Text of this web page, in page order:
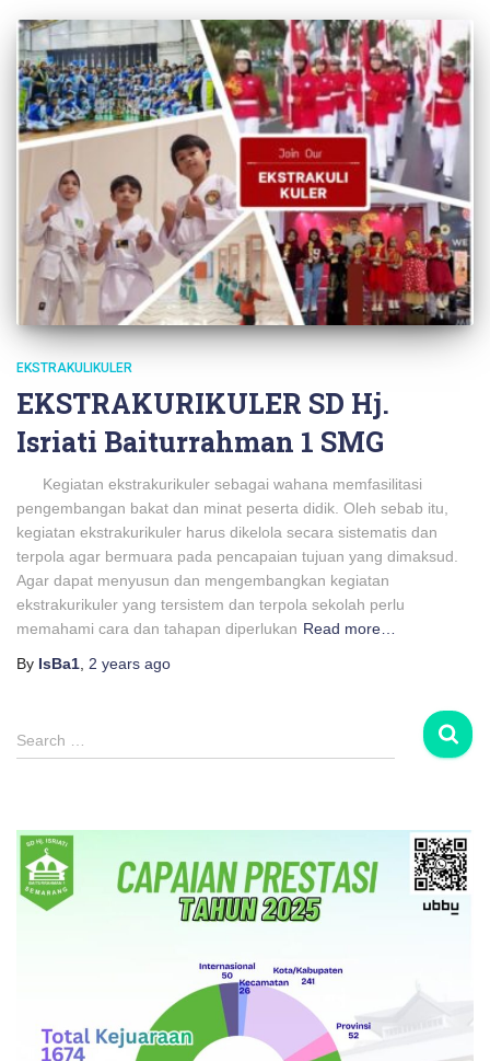
EKSTRAKULIKULER
EKSTRAKURIKULER SD Hj.
Isriati Baiturrahman 1 SMG
Kegiatan ekstrakurikuler sebagai wahana memfasilitasi
pengembangan bakat dan minat peserta didik. Oleh sebab itu,
kegiatan ekstrakurikuler harus dikelola secara sistematis dan
terpola agar bermuara pada pencapaian tujuan yang dimaksud.
Agar dapat menyusun dan mengembangkan kegiatan
ekstrakurikuler yang tersistem dan terpola sekolah perlu
memahami cara dan tahapan diperlukan Read more…
By IsBa1 2 years ago
S
e
c
o
Search …